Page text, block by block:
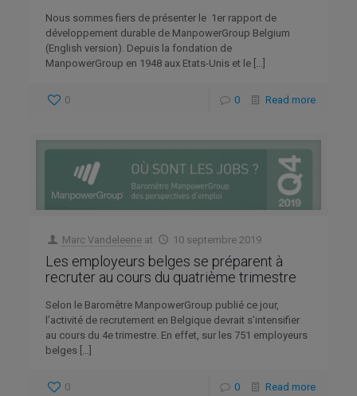
Nous sommes fiers de présenter le 1er rapport de
développement durable de ManpowerGroup Belgium
(English version). Depuis la fondation de
ManpowerGroup en 1948 aux Etats-Unis et le […]
0 0 Read more
Marc Vandeleene at 10 septembre 2019
Les employeurs belges se préparent à
recruter au cours du quatrième trimestre
Selon le Baromètre ManpowerGroup publié ce jour,
l’activité de recrutement en Belgique devrait s’intensifier
au cours du 4e trimestre. En effet, sur les 751 employeurs
belges […]
0 0 Read more